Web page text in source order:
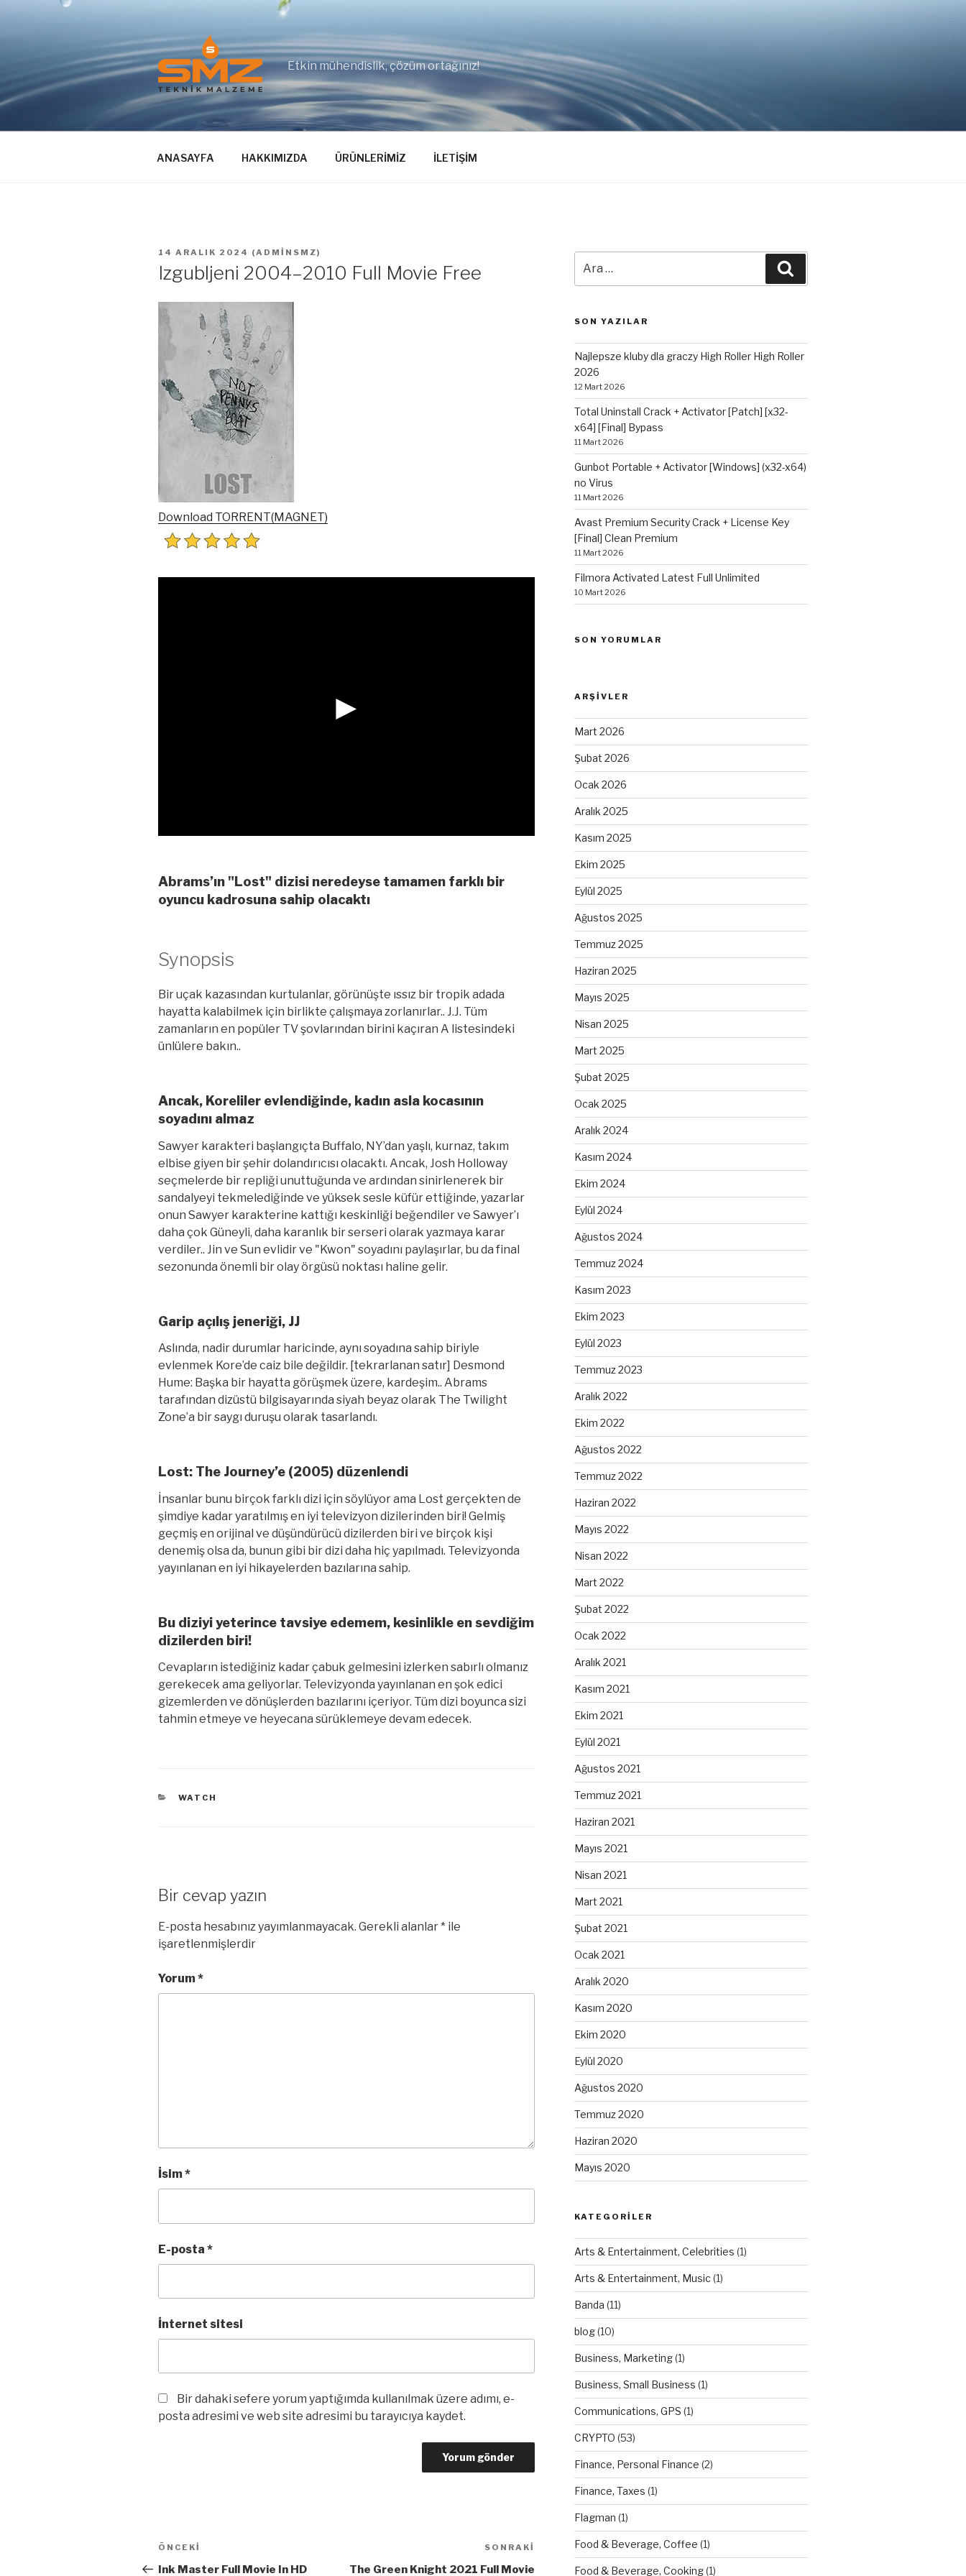
Etkin mühendislik, çözüm ortağınız!
ANASAYFA HAKKIMIZDA ÜRÜNLERİMİZ İLETİŞİM
YAYIM
14 ARALIK 2024 (ADMINSMZ)
Izgubljeni 2004–2010 Full Movie Free
Download TORRENT(MAGNET)
►
Abrams’ın "Lost" dizisi neredeyse tamamen farklı bir
oyuncu kadrosuna sahip olacaktı
Synopsis
Bir uçak kazasından kurtulanlar, görünüşte ıssız bir tropik adada
hayatta kalabilmek için birlikte çalışmaya zorlanırlar.. J.J. Tüm
zamanların en popüler TV şovlarından birini kaçıran A listesindeki
ünlülere bakın..
Ancak, Koreliler evlendiğinde, kadın asla kocasının
soyadını almaz
Sawyer karakteri başlangıçta Buffalo, NY’dan yaşlı, kurnaz, takım
elbise giyen bir şehir dolandırıcısı olacaktı. Ancak, Josh Holloway
seçmelerde bir repliği unuttuğunda ve ardından sinirlenerek bir
sandalyeyi tekmelediğinde ve yüksek sesle küfür ettiğinde, yazarlar
onun Sawyer karakterine kattığı keskinliği beğendiler ve Sawyer’ı
daha çok Güneyli, daha karanlık bir serseri olarak yazmaya karar
verdiler.. Jin ve Sun evlidir ve "Kwon" soyadını paylaşırlar, bu da final
sezonunda önemli bir olay örgüsü noktası haline gelir.
Garip açılış jeneriği, JJ
Aslında, nadir durumlar haricinde, aynı soyadına sahip biriyle
evlenmek Kore’de caiz bile değildir. [tekrarlanan satır] Desmond
Hume: Başka bir hayatta görüşmek üzere, kardeşim.. Abrams
tarafından dizüstü bilgisayarında siyah beyaz olarak The Twilight
Zone’a bir saygı duruşu olarak tasarlandı.
Lost: The Journey’e (2005) düzenlendi
İnsanlar bunu birçok farklı dizi için söylüyor ama Lost gerçekten de
şimdiye kadar yaratılmış en iyi televizyon dizilerinden biri! Gelmiş
geçmiş en orijinal ve düşündürücü dizilerden biri ve birçok kişi
denemiş olsa da, bunun gibi bir dizi daha hiç yapılmadı. Televizyonda
yayınlanan en iyi hikayelerden bazılarına sahip.
Bu diziyi yeterince tavsiye edemem, kesinlikle en sevdiğim
dizilerden biri!
Cevapların istediğiniz kadar çabuk gelmesini izlerken sabırlı olmanız
gerekecek ama geliyorlar. Televizyonda yayınlanan en şok edici
gizemlerden ve dönüşlerden bazılarını içeriyor. Tüm dizi boyunca sizi
tahmin etmeye ve heyecana sürüklemeye devam edecek.
KATEGORILER
WATCH
Bir cevap yazın
E-posta hesabınız yayımlanmayacak. Gerekli alanlar* ile
işaretlenmişlerdir
Yorum*
İsim*
E-posta *
İnternet sitesi
Bir dahaki sefere yorum yaptığımda kullanılmak üzere adımı, e-
posta adresimi ve web site adresimi bu tarayıcıya kaydet.
Yazı
dolaşımı
Önceki
Yazı
ÖNCEKI
Ink Master Full Movie In HD
Sonraki
SONRAKI
The Green Knight 2021 Full Movie
SON YAZILAR
Najlepsze kluby dla graczy High Roller High Roller
2026
12 Mart 2026
Total Uninstall Crack + Activator [Patch] [x32-
x64] [Final] Bypass
11 Mart 2026
Gunbot Portable + Activator [Windows] (x32-x64)
no Virus
11 Mart 2026
Avast Premium Security Crack + License Key
[Final] Clean Premium
11 Mart 2026
Filmora Activated Latest Full Unlimited
10 Mart 2026
SON YORUMLAR
ARŞIVLER
Mart 2026
Şubat 2026
Ocak 2026
Aralık 2025
Kasım 2025
Ekim 2025
Eylül 2025
Ağustos 2025
Temmuz 2025
Haziran 2025
Mayıs 2025
Nisan 2025
Mart 2025
Şubat 2025
Ocak 2025
Aralık 2024
Kasım 2024
Ekim 2024
Eylül 2024
Ağustos 2024
Temmuz 2024
Kasım 2023
Ekim 2023
Eylül 2023
Temmuz 2023
Aralık 2022
Ekim 2022
Ağustos 2022
Temmuz 2022
Haziran 2022
Mayıs 2022
Nisan 2022
Mart 2022
Şubat 2022
Ocak 2022
Aralık 2021
Kasım 2021
Ekim 2021
Eylül 2021
Ağustos 2021
Temmuz 2021
Haziran 2021
Mayıs 2021
Nisan 2021
Mart 2021
Şubat 2021
Ocak 2021
Aralık 2020
Kasım 2020
Ekim 2020
Eylül 2020
Ağustos 2020
Temmuz 2020
Haziran 2020
Mayıs 2020
KATEGORILER
Arts & Entertainment, Celebrities (1)
Arts & Entertainment, Music (1)
Banda (11)
blog(10)
Business, Marketing(1)
Business, Small Business (1)
Communications, GPS (1)
CRYPTO (53)
Finance, Personal Finance (2)
Finance, Taxes (1)
Flagman (1)
Food & Beverage, Coffee (1)
Food & Beverage, Cooking(1)